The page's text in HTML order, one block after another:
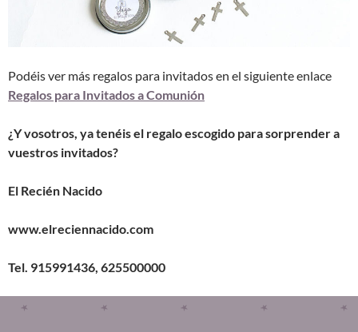
Podéis ver más regalos para invitados en el siguiente enlace
Regalos para Invitados a Comunión
¿Y vosotros, ya tenéis el regalo escogido para sorprender a
vuestros invitados?
El Recién Nacido
www.elreciennacido.com
Tel. 915991436, 625500000